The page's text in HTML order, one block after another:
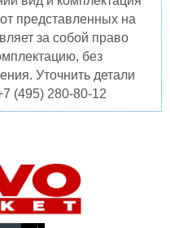
представленных на
за собой право
без
Уточнить детали
(495) 280-80-12